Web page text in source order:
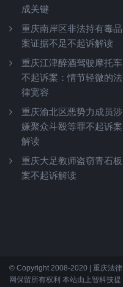
成关键
重庆南岸区非法持有毒品
案证据不足不起诉解读
重庆江津醉酒驾驶摩托车
不起诉案：情节轻微的法
律宽容
重庆渝北区恶势力成员涉
嫌聚众斗殴等罪不起诉案
解读
重庆大足教师盗窃青石板
案不起诉解读
© Copyright 2008-2020 | 重庆法律
网保留所有权利 本站由上智科技提